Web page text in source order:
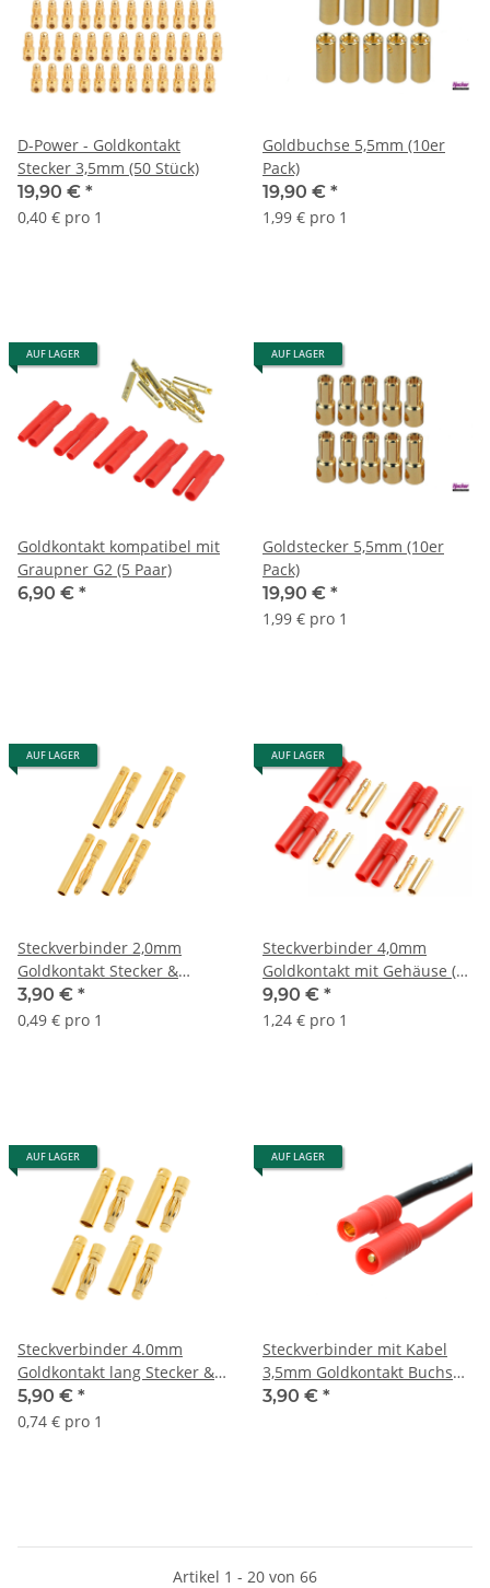
D-Power - Goldkontakt
Stecker 3,5mm (50 Stück)
19,90 € *
0,40 € pro 1
Goldbuchse 5,5mm (10er
Pack)
19,90 € *
1,99 € pro 1
AUF LAGER
Goldkontakt kompatibel mit
Graupner G2 (5 Paar)
6,90 € *
AUF LAGER
Goldstecker 5,5mm (10er
Pack)
19,90 € *
1,99 € pro 1
AUF LAGER
Steckverbinder 2,0mm
Goldkontakt Stecker &
Buchse (4 Paar)
3,90 € *
0,49 € pro 1
AUF LAGER
Steckverbinder 4,0mm
Goldkontakt mit Gehäuse (4
Paar)
9,90 € *
1,24 € pro 1
AUF LAGER
Steckverbinder 4.0mm
Goldkontakt lang Stecker &
Buchse (4 Paar)
5,90 € *
0,74 € pro 1
AUF LAGER
Steckverbinder mit Kabel
3,5mm Goldkontakt Buchse -
10cm
3,90 € *
Artikel 1 - 20 von 66